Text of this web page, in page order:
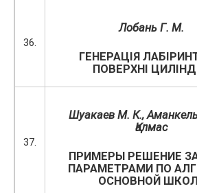
36.
Лобань Г. М.
ГЕНЕРАЦІЯ
ПОВЕРХНІ
37.
Шуакаев М. К.,
Қалмас
ПРИМЕРЫ РЕШЕНИЕ
ПАРАМЕТРАМИ ПО
ОСНОВНОЙ